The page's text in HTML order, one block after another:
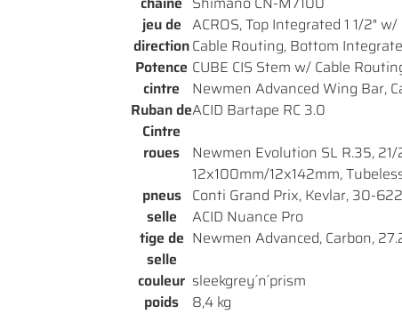
jeu de
direction
ACROS, Top Integrated 1 1/2"
Cable Routing, Bottom
Potence CUBE CIS Stem w/ Cable
cintre
Newmen Advanced Wing Bar,
Ruban de
Cintre
ACID Bartape RC 3.0
roues Newmen Evolution SL R.35, 21/
12x100mm/12x142mm,
pneus Conti Grand Prix, Kevlar, 30-622
selle
ACID Nuance Pro
tige de
selle
Newmen Advanced, Carbon,
couleur sleekgrey´n´prism
poids
8,4 kg